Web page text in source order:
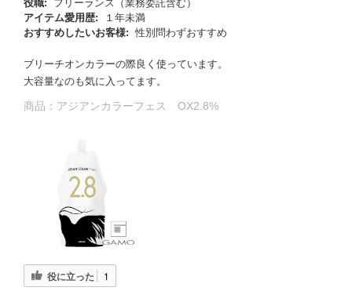
役職:
フリーランス（業務委託含む）
アイテム愛用歴:
１年未満
おすすめしたいお客様: 性別問わずおすすめ
ブリーチオンカラーの際良く使っています。
大容量なのも気に入ってます。
商品： アジアンカラーフェス OX2.8%
役に立った 1